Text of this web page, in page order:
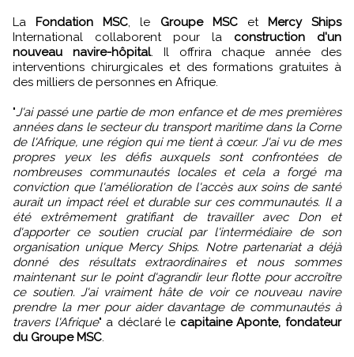
La Fondation MSC , le Groupe MSCet Mercy Ships
International collaborent pour la construction d'un
nouveau navire-hôpital. Il offrira chaque année des
interventions chirurgicales et des formations gratuites à
des milliers de personnes en Afrique.
" J'ai passé une partie de mon enfance et de mes premières
années dans le secteur du transport maritime dans la Corne
de l'Afrique, une région qui me tient à cœur. J'ai vu de mes
propres yeux les défis auxquels sont confrontées de
nombreuses communautés locales et cela a forgé ma
conviction que l'amélioration de l'accès aux soins de santé
aurait un impact réel et durable sur ces communautés. Il a
été extrêmement gratifiant de travailler avec Don et
d'apporter ce soutien crucial par l'intermédiaire de son
organisation unique Mercy Ships. Notre partenariat a déjà
donné des résultats extraordinaires et nous sommes
maintenant sur le point d'agrandir leur flotte pour accroître
ce soutien. J'ai vraiment hâte de voir ce nouveau navire
prendre la mer pour aider davantage de communautés à
travers l'Afrique" a déclaré le capitaine Aponte, fondateur
du Groupe MSC